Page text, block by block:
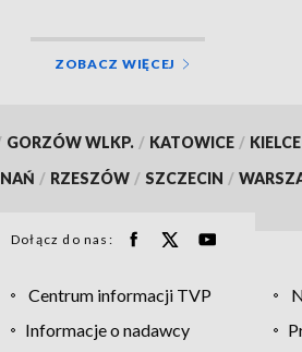
ZOBACZ WIĘCEJ
GORZÓW WLKP. / KATOWICE / KIELCE
/ RZESZÓW / SZCZECIN /
Dołącz do nas:
Centrum informacji TVP
Informacje o nadawcy